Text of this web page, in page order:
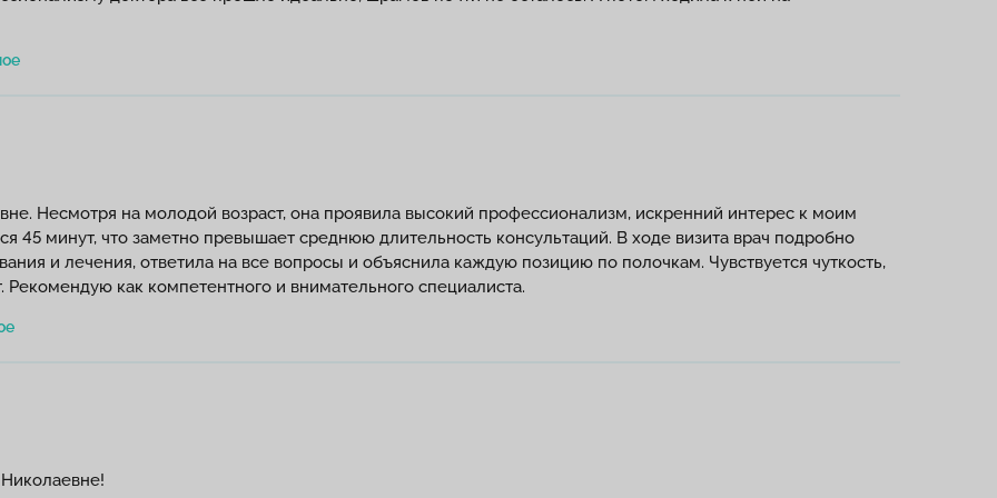
Несмотря на молодой возраст, она проявила высокий профессионализм, искренний интерес к моим
минут, что заметно превышает среднюю длительность консультаций. В ходе визита врач подробно
и лечения, ответила на все вопросы и объяснила каждую позицию по полочкам. Чувствуется чуткость,
Рекомендую как компетентного и внимательного специалиста.